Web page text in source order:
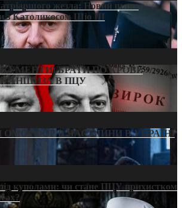
жезла: Новий шлях
з Католикосом Шіо III
БРАТИ ПО КРОВІ:
В ПЦУ
В ЧАС ВІЙНИ В УКРАЇНІ
куполами: чи стане ПЦУ прихистком